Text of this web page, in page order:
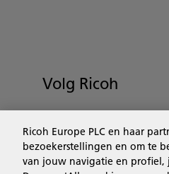
Volg Ricoh
Ricoh Europe PLC en haar
bezoekerstellingen en om te
van jouw navigatie en profiel,